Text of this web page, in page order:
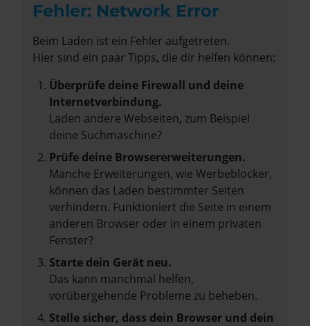
Fehler: Network Error
Beim Laden ist ein Fehler aufgetreten.
Hier sind ein paar Tipps, die dir helfen können:
Überprüfe deine Firewall und deine
Internetverbindung.
Laden andere Webseiten, zum Beispiel
deine Suchmaschine?
Prüfe deine Browsererweiterungen.
Manche Erweiterungen, wie Werbeblocker,
können das Laden bestimmter Seiten
verhindern. Funktioniert die Seite in einem
anderen Browser oder in einem privaten
Fenster?
Starte dein Gerät neu.
Das kann manchmal helfen,
vorübergehende Probleme zu beheben.
Stelle sicher, dass dein Browser und dein